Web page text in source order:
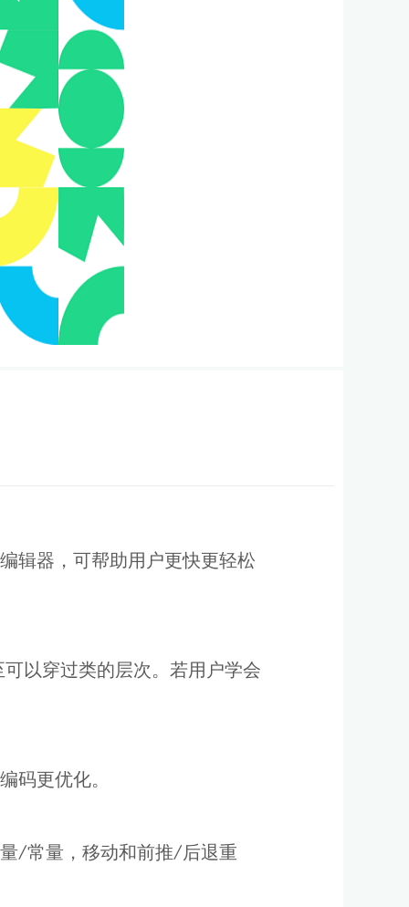
辑器，可帮助用户更快更轻松
以穿过类的层次。若用户学会
更优化。
/常量，移动和前推/后退重